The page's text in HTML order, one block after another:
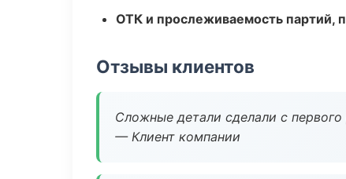
ОТК и прослеживаемость партий,
Отзывы клиентов
Сложные детали сделали с
— Клиент компании